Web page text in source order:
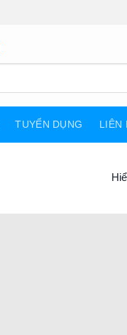
TUYỂN DỤNG LIÊN